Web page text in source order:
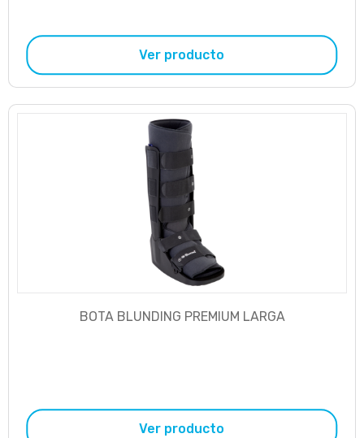
Ver producto
BOTA BLUNDING PREMIUM LARGA
Ver producto